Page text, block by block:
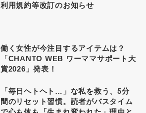
利用規約等改訂のお知らせ
働く女性が今注目するアイテムは？
「CHANTO WEB ワーママサポート大
賞2026」発表！
「毎日ヘトヘト…」な私を救う、5分
間のリセット習慣。読者がバスタイム